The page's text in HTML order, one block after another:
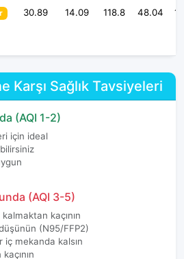
30.89 14.09 118.8 48.04
Karşı Sağlık Tavsiyeleri
(AQI 1-2)
için ideal
(AQI 3-5)
kaçının
(N95/FFP2)
iç mekanda kalsın